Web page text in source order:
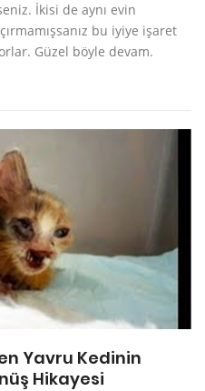
İkisi de aynı evin
bu iyiye işaret
Güzel böyle devam.
Yavru Kedinin
Hikayesi